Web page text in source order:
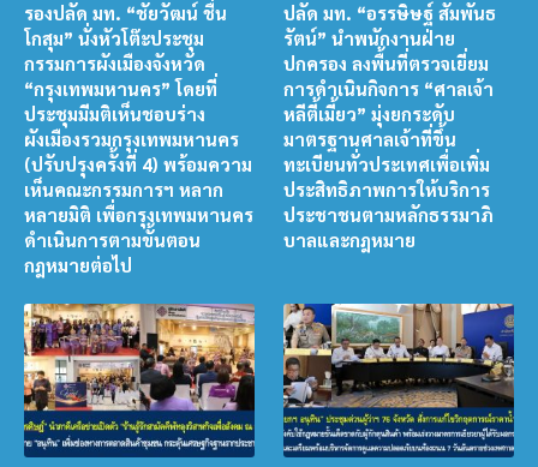
รองปลัด มท. “ชัยวัฒน์ ชื่น
โกสุม” นั่งหัวโต๊ะประชุม
กรรมการผังเมืองจังหวัด
“กรุงเทพมหานคร” โดยที่
ประชุมมีมติเห็นชอบร่าง
ผังเมืองรวมกรุงเทพมหานคร
(ปรับปรุงครั้งที่ 4) พร้อมความ
เห็นคณะกรรมการฯ หลาก
หลายมิติ เพื่อกรุงเทพมหานคร
ดำเนินการตามขั้นตอน
กฎหมายต่อไป
ปลัด มท. “อรรษิษฐ์ สัมพันธ
รัตน์” นำพนักงานฝ่าย
ปกครอง ลงพื้นที่ตรวจเยี่ยม
การดำเนินกิจการ “ศาลเจ้า
หลีตี้เมี้ยว” มุ่งยกระดับ
มาตรฐานศาลเจ้าที่ขึ้น
ทะเบียนทั่วประเทศเพื่อเพิ่ม
ประสิทธิภาพการให้บริการ
ประชาชนตามหลักธรรมาภิ
บาลและกฎหมาย